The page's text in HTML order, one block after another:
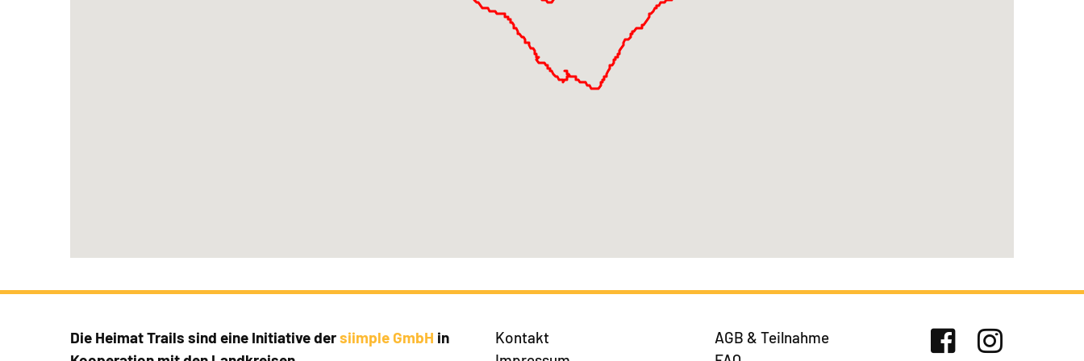
Die Heimat Trails sind eine Initiative dersiimple GmbH in
Kontakt
AGB & Teilnahme